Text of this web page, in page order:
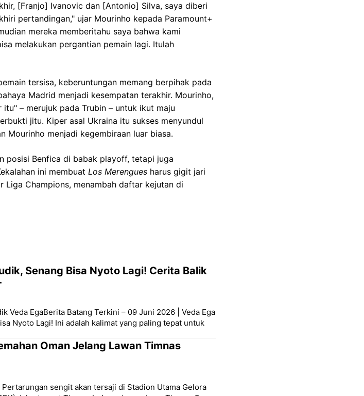
[Franjo] Ivanovic dan [Antonio] Silva, saya diberi
pertandingan," ujar Mourinho kepada Paramount+
mereka memberitahu saya bahwa kami
melakukan pergantian pemain lagi. Itulah
tersisa, keberuntungan memang berpihak pada
Madrid menjadi kesempatan terakhir. Mourinho,
– merujuk pada Trubin – untuk ikut maju
jitu. Kiper asal Ukraina itu sukses menyundul
Mourinho menjadi kegembiraan luar biasa.
posisi Benfica di babak playoff, tetapi juga
ini membuat Los Merengues harus gigit jari
Liga Champions, menambah daftar kejutan di
Senang Bisa Nyoto Lagi! Cerita Balik
Veda EgaBerita Batang Terkini – 09 Juni 2026 | Veda Ega
Nyoto Lagi! Ini adalah kalimat yang paling tepat untuk
Oman Jelang Lawan Timnas
sengit akan tersaji di Stadion Utama Gelora